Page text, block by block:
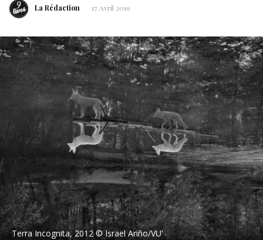
La Rédaction 17 Avril 2019
Terra Incognita, 2012 © Israel Ariño/VU'